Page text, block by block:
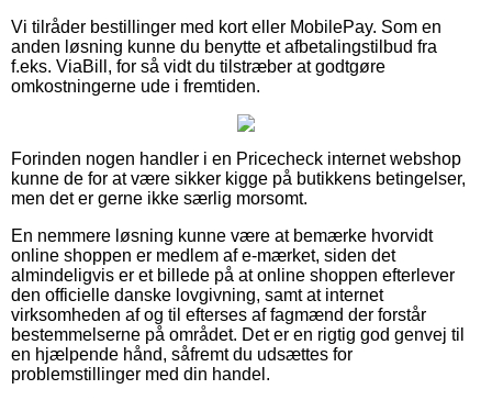
Vi tilråder bestillinger med kort eller MobilePay. Som en
anden løsning kunne du benytte et afbetalingstilbud fra
f.eks. ViaBill, for så vidt du tilstræber at godtgøre
omkostningerne ude i fremtiden.
Forinden nogen handler i en Pricecheck internet webshop
kunne de for at være sikker kigge på butikkens betingelser,
men det er gerne ikke særlig morsomt.
En nemmere løsning kunne være at bemærke hvorvidt
online shoppen er medlem af e-mærket, siden det
almindeligvis er et billede på at online shoppen efterlever
den officielle danske lovgivning, samt at internet
virksomheden af og til efterses af fagmænd der forstår
bestemmelserne på området. Det er en rigtig god genvej til
en hjælpende hånd, såfremt du udsættes for
problemstillinger med din handel.